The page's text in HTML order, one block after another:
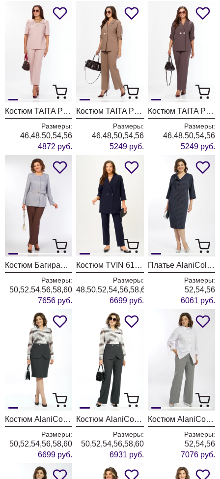
Костюм TAITA PLUS 2622/2 пудра
Размеры:
46,48,50,54,56
4872 руб.
Костюм TAITA PLUS 2329/26 капучинно
Размеры:
46,48,50,54,56
5249 руб.
Костюм TAITA PLUS 2329/27 какао
Размеры:
46,48,50,54,56
5249 руб.
Костюм БагираАнТа 1129 голубой + шоколад
Размеры:
50,52,54,56,58,60
7656 руб.
Костюм TVIN 6103 синий + клетка
Размеры:
48,50,52,54,56,58,60
6699 руб.
Платье AlaniCollection 2601 синий в полоску
Размеры:
52,54,56
6061 руб.
Костюм AlaniCollection 2606
Размеры:
50,52,54,56,58,60
6699 руб.
Костюм AlaniCollection 2590
Размеры:
50,52,54,56,58,60
6931 руб.
Костюм AlaniCollection 2586 белый + серый
Размеры:
52,54,56
7076 руб.